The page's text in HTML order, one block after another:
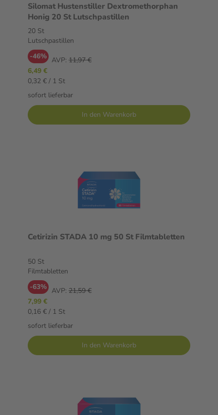
Silomat Hustenstiller Dextromethorphan
Honig 20 St Lutschpastillen
20 St
Lutschpastillen
-46% AVP: 11,97 €
6,49 €
0,32 € / 1 St
sofort lieferbar
In den Warenkorb
Cetirizin STADA 10 mg 50 St Filmtabletten
50 St
Filmtabletten
-63% AVP: 21,59 €
7,99 €
0,16 € / 1 St
sofort lieferbar
In den Warenkorb